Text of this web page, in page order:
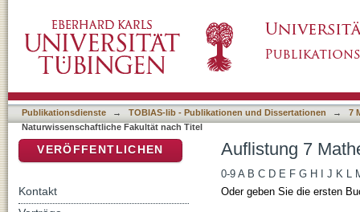
Publikationsdienste → TOBIAS-lib - Publikationen und Dissertationen →
7
Naturwissenschaftliche Fakultät nach Titel
Auflistung 7
0-9 A B C D E F G H J K L
Oder geben Sie die ersten
VERÖFFENTLICHEN
Kontakt